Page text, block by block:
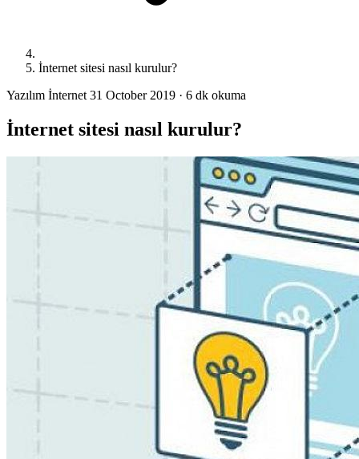
İnternet sitesi nasıl kurulur?
Yazılım İnternet 31 October 2019 · 6 dk okuma
İnternet sitesi nasıl kurulur?